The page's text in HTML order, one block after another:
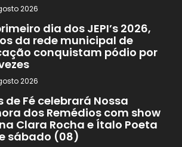
2026
dia dos JEPI’s 2026,
da rede municipal de
conquistam pódio por
2026
de Fé celebrará Nossa
dos Remédios com show
Clara Rocha e Ítalo Poeta
sábado (08)